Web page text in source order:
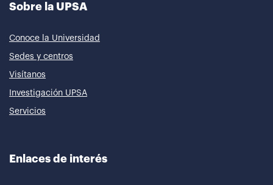
Sobre la UPSA
Conoce la Universidad
Sedes y centros
Visítanos
Investigación UPSA
Servicios
Enlaces de interés